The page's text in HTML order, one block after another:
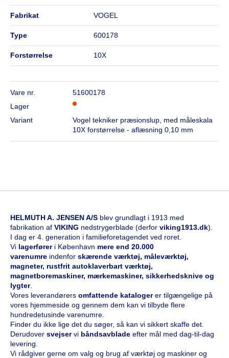
fabrikat VOGEL
type 600178
forstørrelse 10X
Vare nr.
51600178
Lager
Variant
Vogel tekniker præsionslup, med måleskala
10X forstørrelse - aflæsning 0,10 mm
HELMUTH A. JENSEN A/S blev grundlagt i 1913 med
fabrikation af VIKING nedstrygerblade (derfor viking1913.dk).
I dag er 4. generation i familieforetagendet ved roret.
Vi lagerfører i København mere end 20.000
varenumre indenfor skærende værktøj, måleværktøj,
magneter, rustfrit autoklaverbart værktøj,
magnetboremaskiner, mærkemaskiner, sikkerhedsknive og
lygter.
Vores leverandørers omfattende katalogerer tilgængelige på
vores hjemmeside og gennem dem kan vi tilbyde flere
hundredetusinde varenumre.
Finder du ikke lige det du søger, så kan vi sikkert skaffe det.
Derudover svejservi båndsavblade efter mål med dag-til-dag
levering.
Vi rådgiver gerne om valg og brug af værktøj og maskiner og